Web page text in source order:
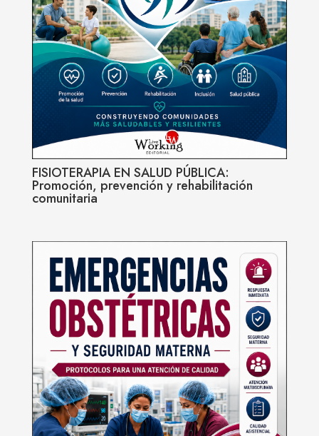
FISIOTERAPIA EN SALUD PÚBLICA:
Promoción, prevención y rehabilitación
comunitaria